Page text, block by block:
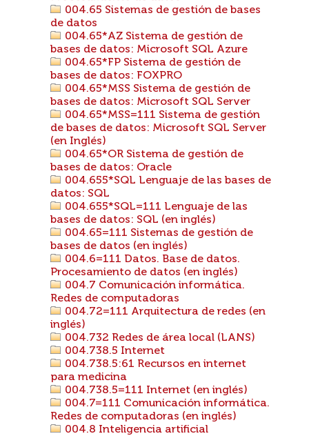
004.65 Sistemas de gestión de bases
de datos
004.65*AZ Sistema de gestión de
bases de datos: Microsoft SQL Azure
004.65*FP Sistema de gestión de
bases de datos: FOXPRO
004.65*MSS Sistema de gestión de
bases de datos: Microsoft SQL Server
004.65*MSS=111 Sistema de gestión
de bases de datos: Microsoft SQL Server
(en Inglés)
004.65*OR Sistema de gestión de
bases de datos: Oracle
004.655*SQL Lenguaje de las bases de
datos: SQL
004.655*SQL=111 Lenguaje de las
bases de datos: SQL (en inglés)
004.65=111 Sistemas de gestión de
bases de datos (en inglés)
004.6=111 Datos. Base de datos.
Procesamiento de datos (en inglés)
004.7 Comunicación informática.
Redes de computadoras
004.72=111 Arquitectura de redes (en
inglés)
004.732 Redes de área local (LANS)
004.738.5 Internet
004.738.5:61 Recursos en internet
para medicina
004.738.5=111 Internet (en inglés)
004.7=111 Comunicación informática.
Redes de computadoras (en inglés)
004.8 Inteligencia artificial